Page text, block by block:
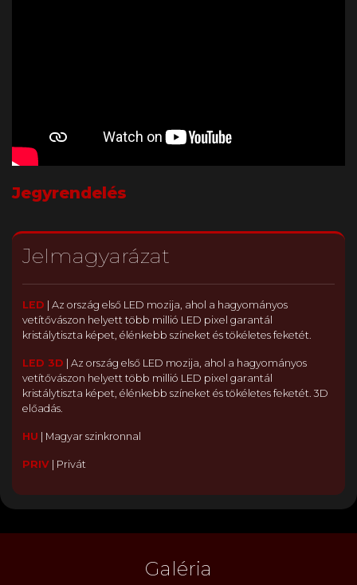
Jegyrendelés
Jelmagyarázat
LED
Az ország első LED mozija, ahol a hagyományos
vetítővászon helyett több millió LED pixel garantál
kristálytiszta képet, élénkebb színeket és tökéletes feketét.
LED 3D
Az ország első LED mozija, ahol a hagyományos
vetítővászon helyett több millió LED pixel garantál
kristálytiszta képet, élénkebb színeket és tökéletes feketét. 3D
előadás.
HU Magyar szinkronnal
PRIV| Privát
Galéria